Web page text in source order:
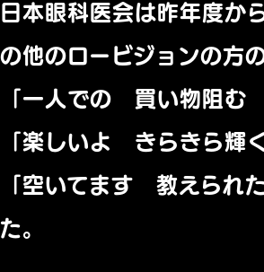
日本眼科医会は昨年度か
の他のロービジョンの方
「一人での 買い物阻む
「楽しいよ きらきら輝
「空いてます 教えられ
た。